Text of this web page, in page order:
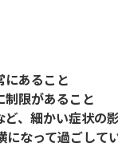
にあること
限があること
、細かい症状の
なって過ごして